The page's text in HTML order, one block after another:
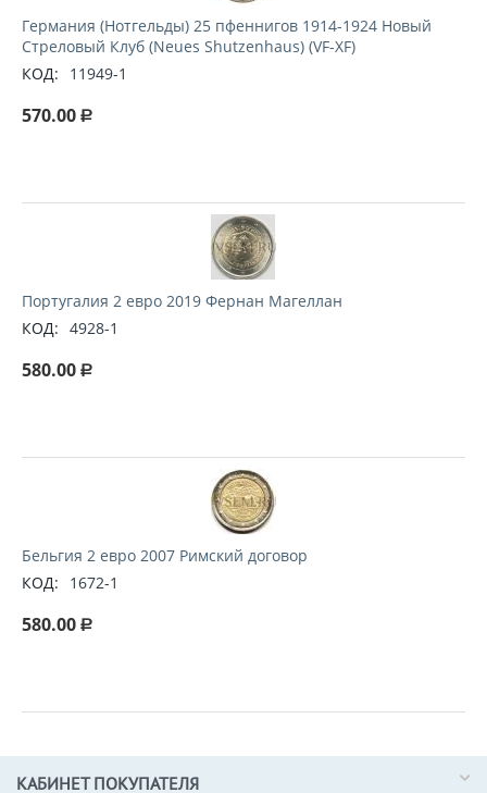
Германия (Нотгельды) 25 пфеннигов 1914-1924 Новый
Стреловый Клуб (Neues Shutzenhaus) (VF-XF)
КОД:
11949-1
570.00 Р
Португалия 2 евро 2019 Фернан Магеллан
КОД: 4928-1
580.00 Р
Бельгия 2 евро 2007 Римский договор
КОД:
1672-1
580.00 Р
КАБИНЕТ ПОКУПАТЕЛЯ